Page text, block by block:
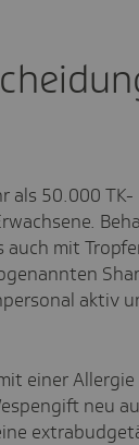
als 50.000 TK-
mit
aktiv
einer
neu